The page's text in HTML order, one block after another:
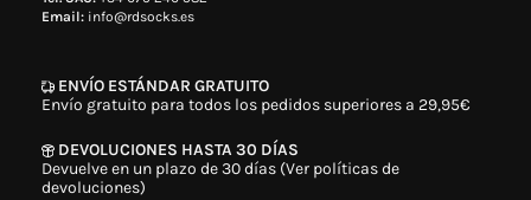
Email: info@rdsocks.es
ENVÍO ESTÁNDAR GRATUITO
Envío gratuito para todos los pedidos superiores a 29,95€
DEVOLUCIONES HASTA 30 DÍAS
Devuelve en un plazo de 30 días (Ver políticas de
devoluciones)